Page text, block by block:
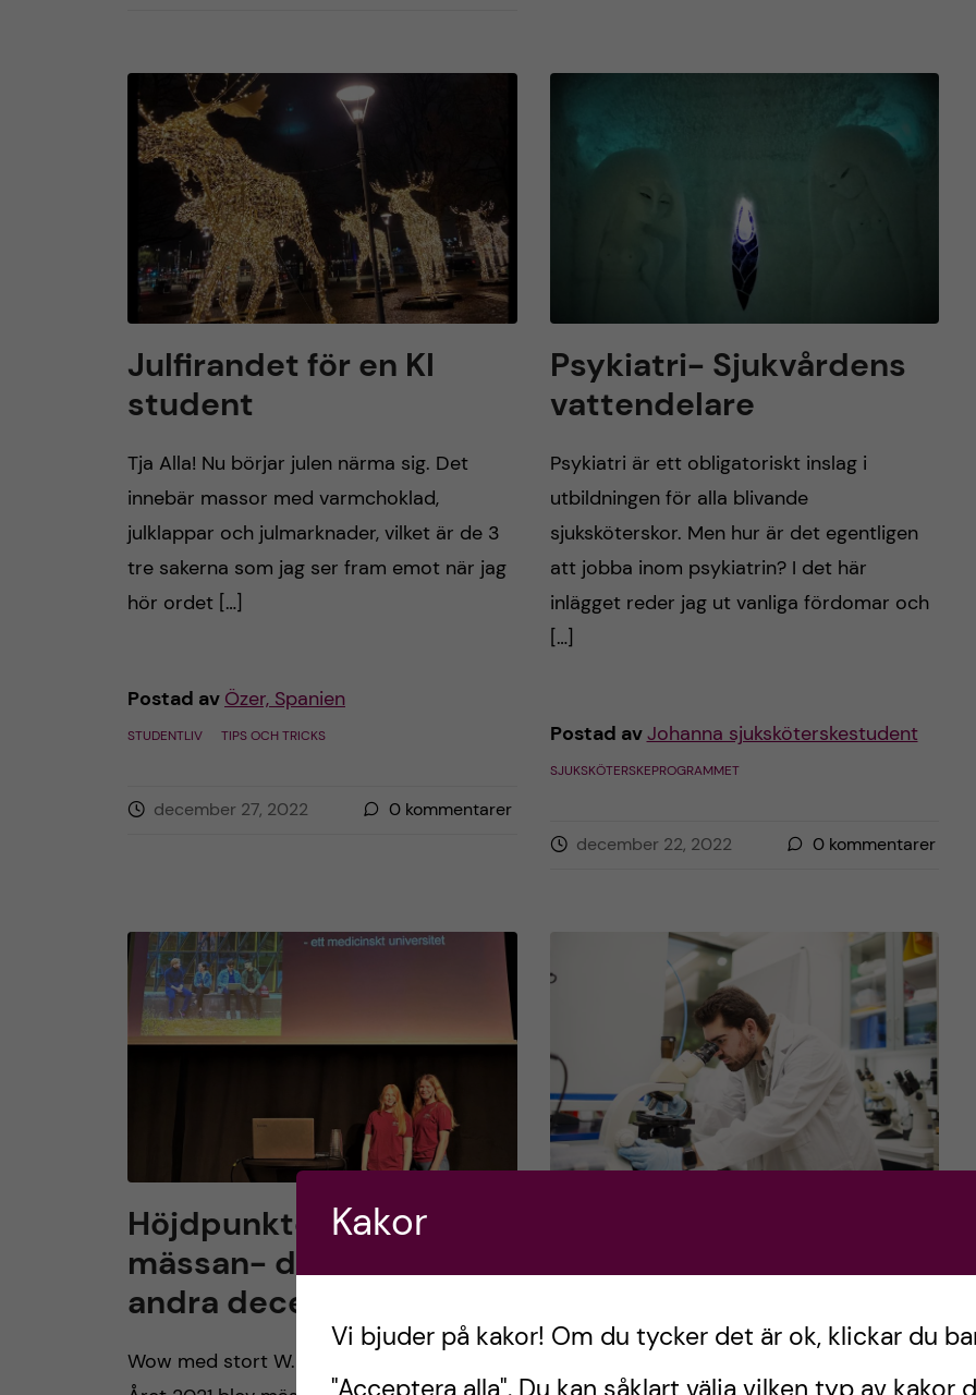
Julfirandet för en KI
student
Tja Alla! Nu börjar julen närma sig. Det
innebär massor med varmchoklad,
julklappar och julmarknader, vilket är de 3
tre sakerna som jag ser fram emot när jag
hör ordet […]
Postad av Özer, Spanien
STUDENTLIV TIPS OCH TRICKS
december 27, 2022 0 kommentarer
Psykiatri- Sjukvårdens
vattendelare
Psykiatri är ett obligatoriskt inslag i
utbildningen för alla blivande
sjuksköterskor. Men hur är det egentligen
att jobba inom psykiatrin? I det här
inlägget reder jag ut vanliga fördomar och
[…]
Postad avJohanna sjuksköterskestudent
SJUKSKÖTERSKEPROGRAMMET
december 22, 2022 0kommentarer
Höjdpunkter från SACO-
mässan- den första &
andra december 2022
Wow med stort W. Vilken mässa det blev.
olika program
Kakor
Vi bjuder på kakor! Om du tycker det är ok, klickar du
"Acceptera alla". Du kan såklart välja vilken typ av kakor